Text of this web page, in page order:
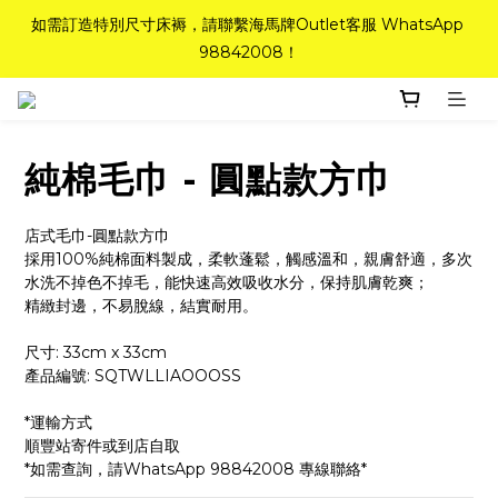
如需訂造特別尺寸床褥，請聯繫海馬牌Outlet客服 WhatsApp
98842008！
如需訂造特別尺寸床褥，請聯繫海馬牌Outlet客服 WhatsApp
98842008！
Top-Tier Quality系列床褥82折(新永久記憶床褥 及 健康記憶床
粉紅水晶床褥，立即搶購，享6折優惠！
如需訂造特別尺寸床褥，請聯繫海馬牌Outlet客服 WhatsApp
98842008！
純棉毛巾 - 圓點款方巾
店式毛巾-圓點款方巾
採用100%純棉面料製成，柔軟蓬鬆，觸感溫和，親膚舒適，多次
水洗不掉色不掉毛，能快速高效吸收水分，保持肌膚乾爽；
精緻封邊，不易脫線，結實耐用。
尺寸: 33cm x 33cm
產品編號: SQTWLLIAOOOSS
*運輸方式
順豐站寄件或到店自取
*如需查詢，請WhatsApp 98842008 專線聯絡*